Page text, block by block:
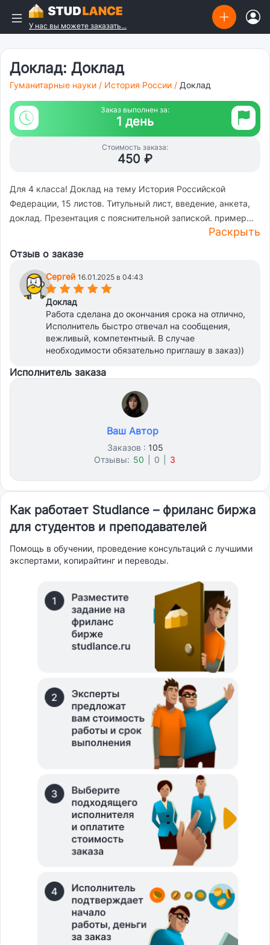
У нас вы можете заказать...
Доклад: Доклад
Гуманитарные науки / История России / Доклад
Заказ выполнен за:
1 день
Стоимость заказа:
450 ₽
Для 4 класса! Доклад на тему История Российской
Федерации, 15 листов. Титульный лист, введение, анкета,
доклад. Презентация с пояснительной запиской. пример
видео файл https://drive.google.com/drive/folders/1QQi-
Раскрыть
Отзыв о заказе
Сергей 16.01.2025 в 04:43
(*)(*)(*)(*)(*)
Доклад
Работа сделана до окончания срока на отлично,
Исполнитель быстро отвечал на сообщения,
вежливый, компетентный. В случае
необходимости обязательно приглашу в заказ))
Исполнитель заказа
Ваш Автор
Заказов : 105
Отзывы: 50 0 3
Как работает Studlance – фриланс биржа
для студентов и преподавателей
Помощь в обучении, проведение консультаций с лучшими
экспертами, копирайтинг и переводы.